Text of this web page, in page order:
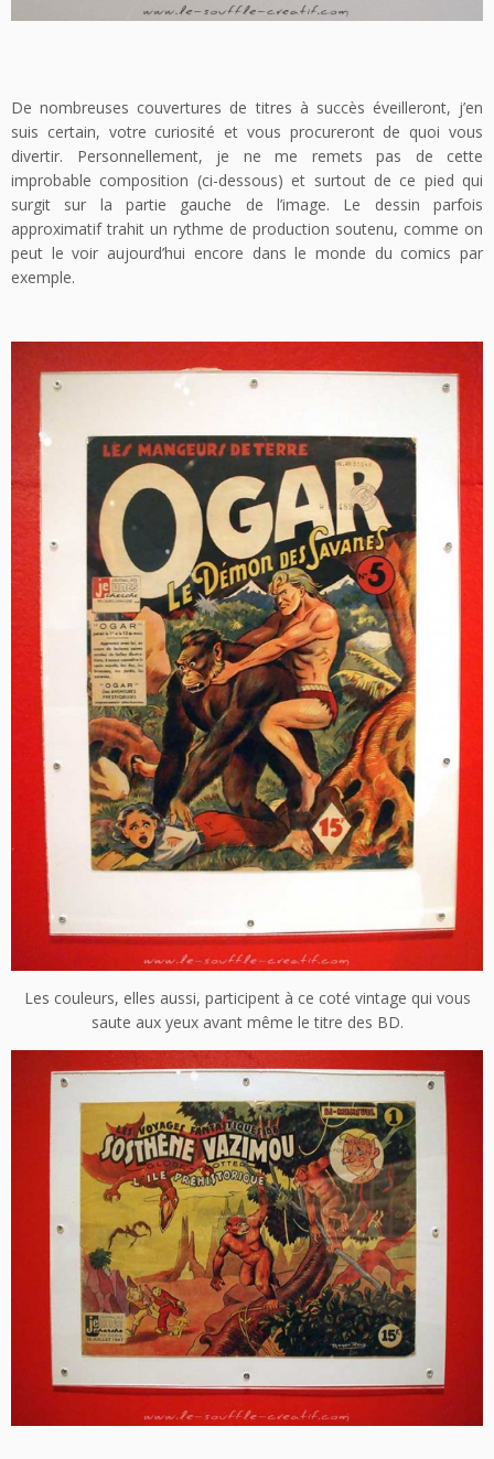
De nombreuses couvertures de titres à succès éveilleront, j’en
suis certain, votre curiosité et vous procureront de quoi vous
divertir. Personnellement, je ne me remets pas de cette
improbable composition (ci-dessous) et surtout de ce pied qui
surgit sur la partie gauche de l’image. Le dessin parfois
approximatif trahit un rythme de production soutenu, comme on
peut le voir aujourd’hui encore dans le monde du comics par
exemple.
Les couleurs, elles aussi, participent à ce coté vintage qui vous
saute aux yeux avant même le titre des BD.